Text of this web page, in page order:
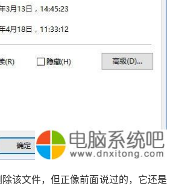
文件，但正像前面说过的，它还是